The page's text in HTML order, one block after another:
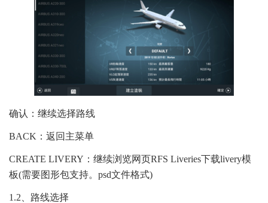
确认：继续选择路线
BACK：返回主菜单
CREATE LIVERY：继续浏览网页RFS Liveries下载livery模
板(需要图形包支持。psd文件格式)
1.2、路线选择